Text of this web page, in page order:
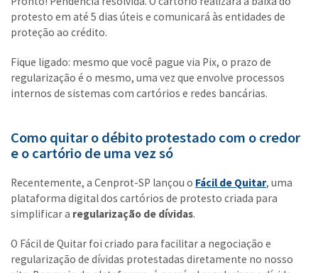
protesto em até 5 dias úteis e comunicará às entidades de
proteção ao crédito.
Fique ligado: mesmo que você pague via Pix, o prazo de
regularização é o mesmo, uma vez que envolve processos
internos de sistemas com cartórios e redes bancárias.
Como quitar o débito protestado com o credor
e o cartório de uma vez só
Recentemente, a Cenprot-SP lançou o Fácil de Quitar, uma
plataforma digital dos cartórios de protesto criada para
simplificar a regularização de dívidas.
O Fácil de Quitar foi criado para facilitar a negociação e
regularização de dívidas protestadas diretamente no nosso